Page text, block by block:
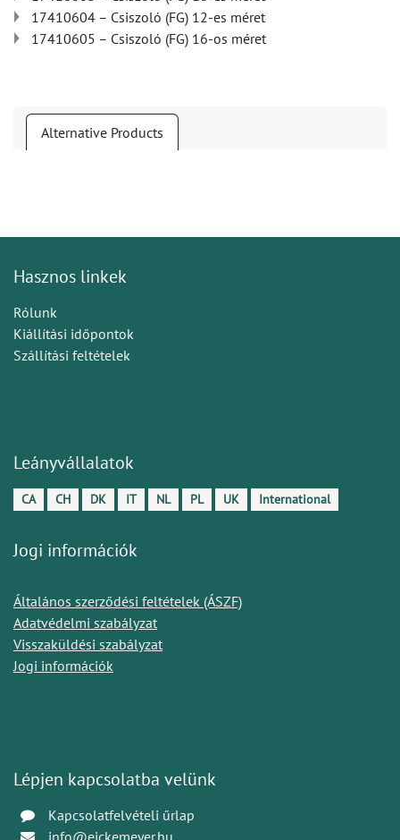
17410604 – Csiszoló (FG) 12-es méret
17410605 – Csiszoló (FG) 16-os méret
Alternative Products
Hasznos linkek
Rólunk
Kiállítási időpontok
Szállítási feltételek
Leányvállalatok
CA CH DK IT NL PL UK International
Jogi információk
Általános szerződési feltételek (ÁSZF)
Adatvédelmi szabályzat
Visszaküldési szabályzat
Jogi információk
Lépjen kapcsolatba velünk
Kapcsolatfelvételi űrlap
info@eickemeyer.hu